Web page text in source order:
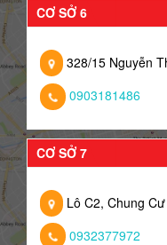
CƠ SỞ 6
328/15 Nguyễn
0903181486
CƠ SỞ 7
Lô C2, Chung
0932377972